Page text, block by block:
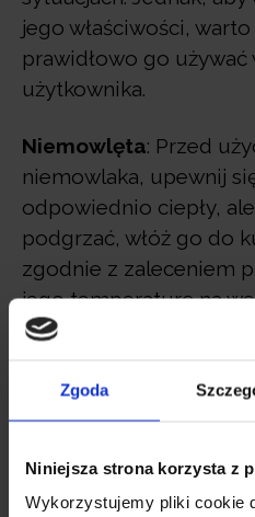
Zgoda
Niniejsza strona korzysta z
Wykorzystujemy pliki cookie
jego właściwości,
prawidłowo go
użytkownika.
Niemowlęta: Przed
niemowlaka, upewnij
odpowiednio ciepły,
podgrzać, włóż go do
zgodnie z zaleceniem
jego temperaturę na
nadgarstka. Termofor
mam, które posiadają
nawilżanych
Morello
. Nałóż